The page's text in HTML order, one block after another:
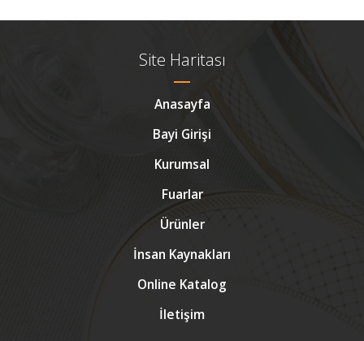
Site Haritası
Anasayfa
Bayi Girişi
Kurumsal
Fuarlar
Ürünler
İnsan Kaynakları
Online Katalog
İletişim